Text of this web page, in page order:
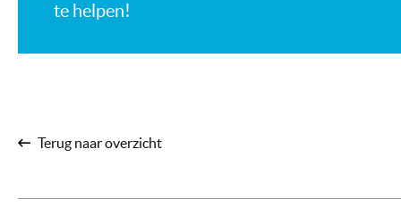
te helpen!
Terug naar overzicht